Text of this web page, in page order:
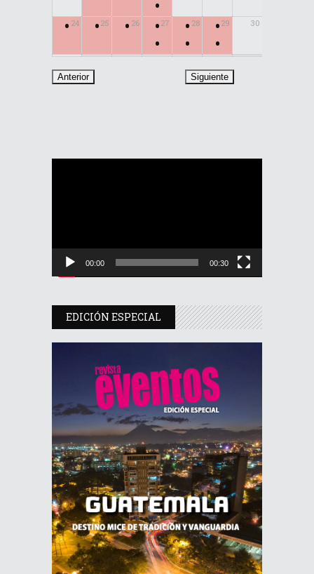
•
24
• 25
• 26
• 27
•
•
28
•
•
29
•
•
30
00:00 00:30
EDICIÓN ESPECIAL